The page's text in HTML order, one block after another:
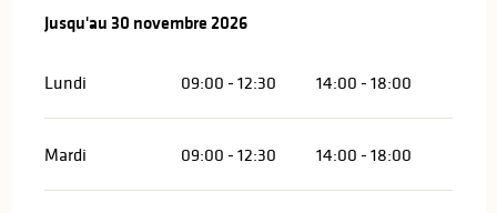
Du1 janvier 2026au30 novembre 2026
Jusqu'au30 novembre 2026
Lundi 09:00 - 12:30 14:00 - 18:00
Mardi 09:00 - 12:30 14:00 - 18:00